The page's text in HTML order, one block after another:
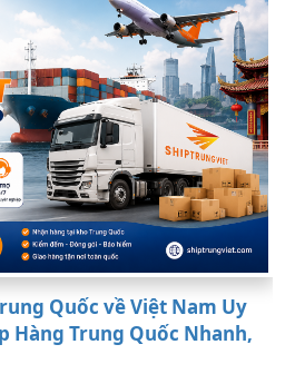
Quốc về Việt Nam Uy
Hàng Trung Quốc Nhanh,